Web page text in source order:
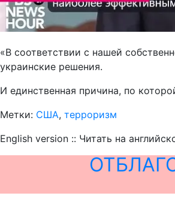
«В соответствии с нашей
украинские решения.
И единственная причина, по
Метки: США, терроризм
English version :: Читать на